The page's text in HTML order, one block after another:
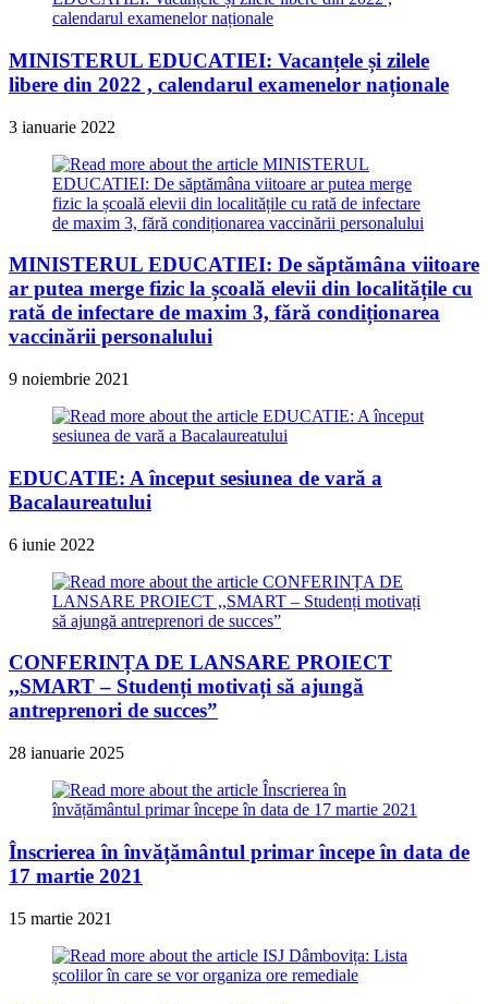
MINISTERUL EDUCATIEI: Vacanțele și zilele
libere din 2022 , calendarul examenelor naționale
3 ianuarie 2022
MINISTERUL EDUCATIEI: De săptămâna viitoare
ar putea merge fizic la școală elevii din localitățile cu
rată de infectare de maxim 3, fără condiționarea
vaccinării personalului
9 noiembrie 2021
EDUCATIE: A început sesiunea de vară a
Bacalaureatului
6 iunie 2022
CONFERINȚA DE LANSARE PROIECT
,,SMART – Studenți motivați să ajungă
antreprenori de succes”
28 ianuarie 2025
Înscrierea în învățământul primar începe în data de
17 martie 2021
15 martie 2021